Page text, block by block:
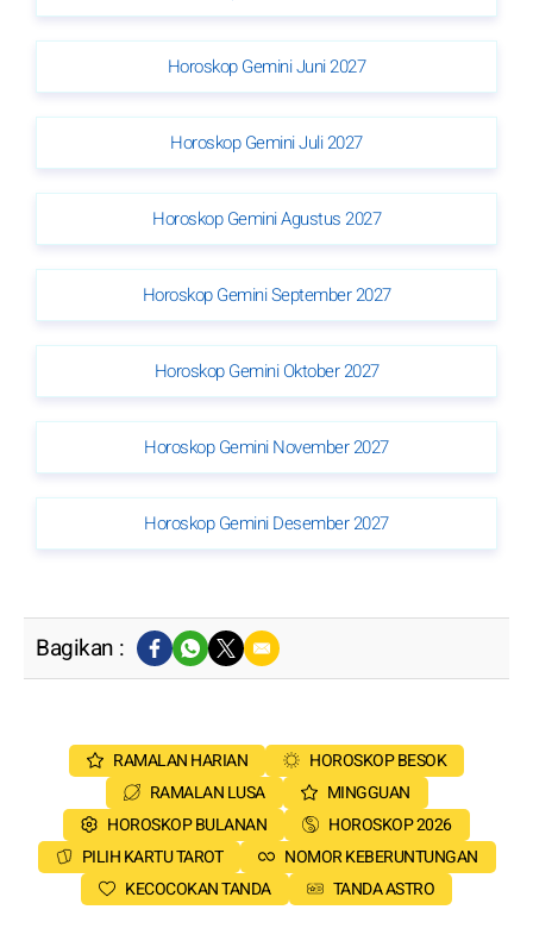
Horoskop Gemini Juni 2027
Horoskop Gemini Juli 2027
Horoskop Gemini Agustus 2027
Horoskop Gemini September 2027
Horoskop Gemini Oktober 2027
Horoskop Gemini November 2027
Horoskop Gemini Desember 2027
Bagikan :
RAMALAN HARIAN
HOROSKOP BESOK
RAMALAN LUSA
MINGGUAN
HOROSKOP BULANAN
HOROSKOP 2026
PILIH KARTU TAROT
NOMOR KEBERUNTUNGAN
KECOCOKAN TANDA
TANDA ASTRO